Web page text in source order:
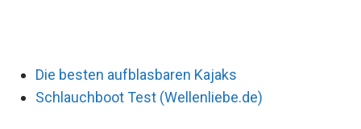
Die besten aufblasbaren Kajaks
Schlauchboot Test (Wellenliebe.de)